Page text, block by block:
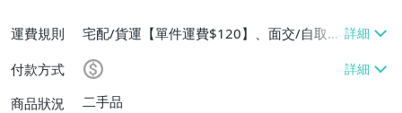
運費規則
宅配/貨運【單件運費$120】、面交/自取/
不寄送【免運費】、離島配送【單件運費$3
00】
付款方式
商品狀況
二手品